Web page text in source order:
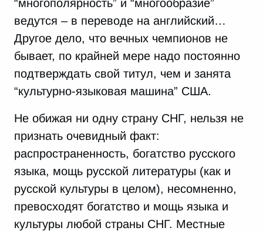
“многополярность” и “многообразие”
ведутся – в переводе на английский…
Другое дело, что вечных чемпионов не
бывает, по крайней мере надо постоянно
подтверждать свой титул, чем и занята
“культурно-языковая машина” США.
Не обижая ни одну страну СНГ, нельзя не
признать очевидный факт:
распространенность, богатство русского
языка, мощь русской литературы (как и
русской культуры в целом), несомненно,
превосходят богатство и мощь языка и
культуры любой страны СНГ. Местные